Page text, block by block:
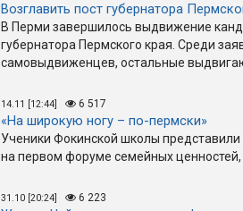
Возглавить пост губернатора
В Перми завершилось выдвижение
губернатора Пермского края. Среди
самовыдвиженцев, остальные
14.11 [12:44] 6 517
«На широкую ногу – по-пермски»
Ученики Фокинской школы представили
на первом форуме семейных ценностей,
31.10 [20:24] 6 223